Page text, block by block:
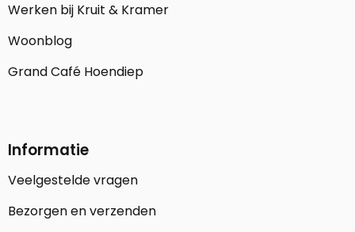
Werken bij Kruit & Kramer
Woonblog
Grand Café Hoendiep
Informatie
Veelgestelde vragen
Bezorgen en verzenden